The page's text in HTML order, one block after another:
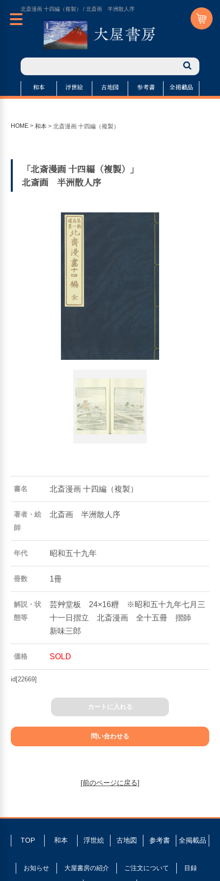
北斎漫画 十四編（複製） / 北斎画 半洲散人序
和本 浮世絵 古地図 参考書 全掲載品
HOME >和本 >北斎漫画 十四編（複製）
「北斎漫画 十四編（複製）」
北斎画 半洲散人序
書名 北斎漫画 十四編（複製）
著者・絵
師
北斎画 半洲散人序
年代 昭和五十九年
冊数 1冊
解説・状
態等
芸艸堂板 24×16糎 ※昭和五十九年七月三
十一日摺立 北斎漫画 全十五冊 摺師
新味三郎
価格 SOLD
id[22669]
カートに入れる
[前のページに戻る]
TOP 和本 浮世絵 古地図 参考書 全掲載品
お知らせ 大屋書房の紹介 ご注文について 目録